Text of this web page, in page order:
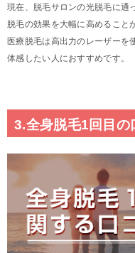
現在、脱毛サロンの光脱毛に通
脱毛の効果を大幅に高めること
医療脱毛は高出力のレーザーを
体感したい人におすすめです。
3.全身脱毛1回目の